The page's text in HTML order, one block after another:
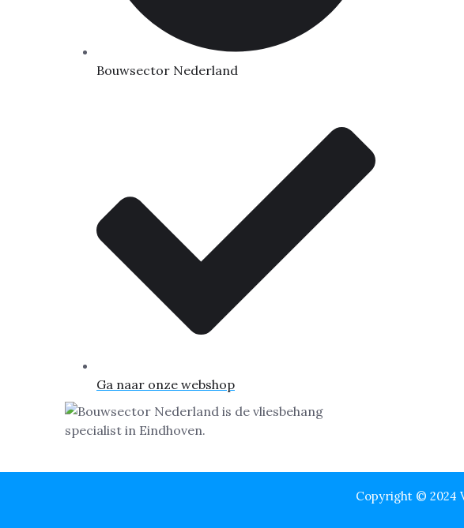
Bouwsector Nederland
Ga naar onze webshop
Copyright © 2024